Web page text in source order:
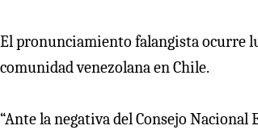
El pronunciamiento falangista ocurre
comunidad venezolana en Chile.
“Ante la negativa del Consejo